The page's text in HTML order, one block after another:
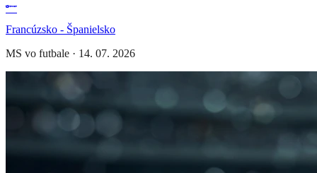
Francúzsko - Španielsko
MS vo futbale · 14. 07. 2026